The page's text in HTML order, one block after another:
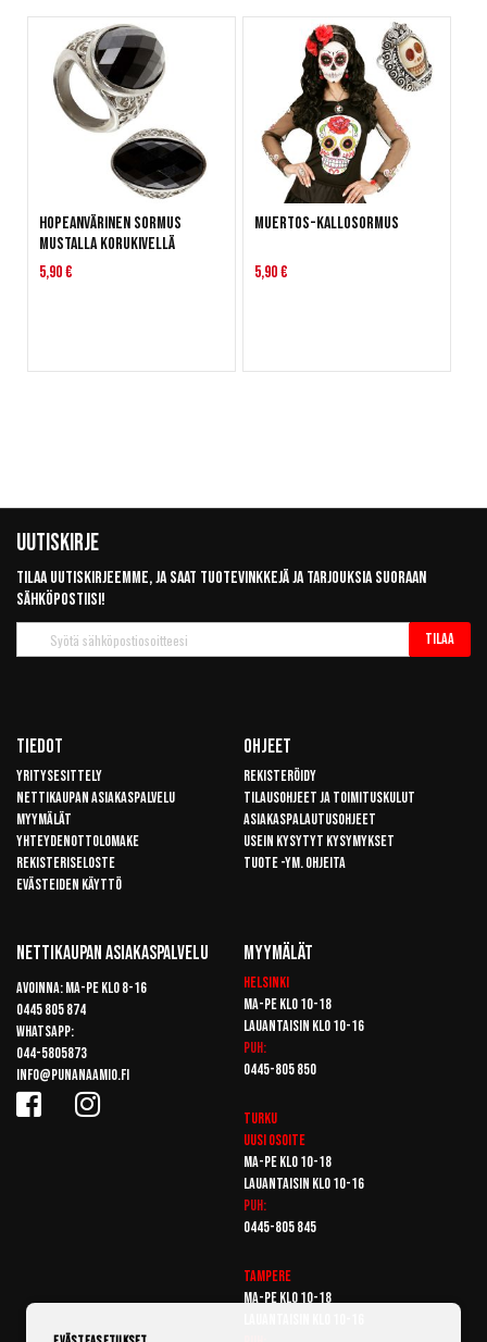
Hopeanvärinen sormus
mustalla korukivellä
5,90 €
Muertos-kallosormus
5,90 €
Uutiskirje
Tilaa uutiskirjeemme, ja saat tuotevinkkejä ja tarjouksia suoraan
sähköpostiisi!
uutiskirje
Tilaa
Tiedot
Yritysesittely
Nettikaupan asiakaspalvelu
Myymälät
Yhteydenottolomake
Rekisteriseloste
Evästeiden käyttö
Ohjeet
Rekisteröidy
Tilausohjeet ja toimituskulut
Asiakaspalautusohjeet
Usein kysytyt kysymykset
Tuote -ym. ohjeita
Nettikaupan Asiakaspalvelu
Avoinna: Ma-pe klo 8-16
0445 805 874
Whatsapp:
044-5805873
info@punanaamio.fi
Myymälät
Helsinki
Ma-pe klo 10-18
Lauantaisin klo 10-16
Puh:
0445-805 850
Turku
Uusi osoite
Ma-pe klo 10-18
Lauantaisin klo 10-16
Puh:
0445-805 845
Tampere
Ma-pe klo 10-18